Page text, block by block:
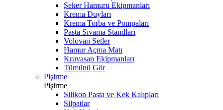
Şeker Hamuru Ekipmanları
Krema Duyları
Krema Torba ve Pompaları
Pasta Sıvama Standları
Volovan Setler
Hamur Açma Matı
Kruvasan Ekipmanları
Tümünü Gör
Pişirme
Pişirme
Silikon Pasta ve Kek Kalıpları
Silpatlar